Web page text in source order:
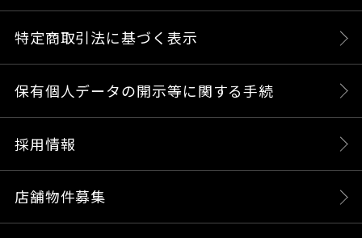
特定商取引法に基づく表示
保有個人データの開示等に関する手続
採用情報
店舗物件募集